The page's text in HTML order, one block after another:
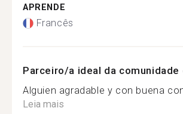
APRENDE
Francês
Parceiro/a ideal da comunidade
Alguien agradable y con buena
Leia mais